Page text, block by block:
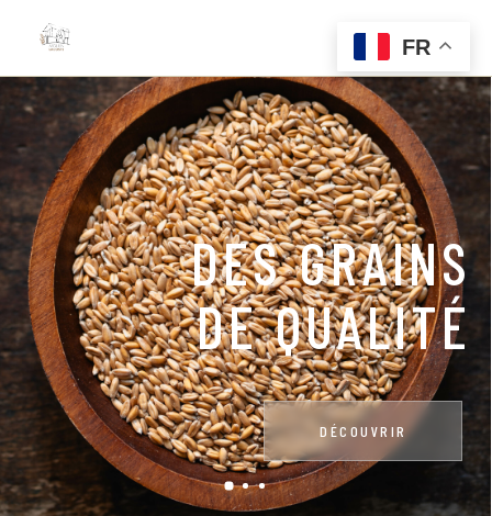
BIOLOGIQUE
DÉCOUVRIR
FR